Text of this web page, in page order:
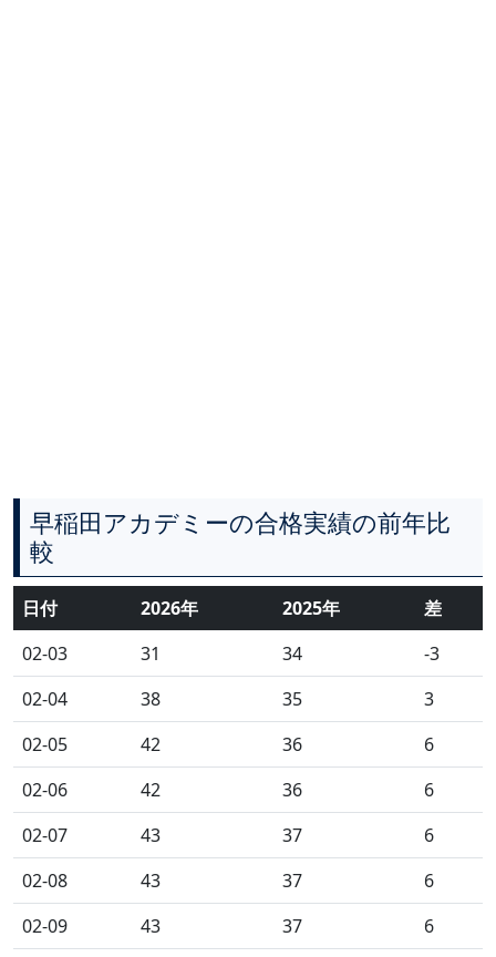
早稲田アカデミーの合格実績の前年比
較
日付 2026年 2025年
差
02-03
31 34
-3
02-04
38 35
3
02-05
42 36
6
02-06
42 36
6
02-07
43 37
6
02-08
43 37
6
02-09
43 37
6